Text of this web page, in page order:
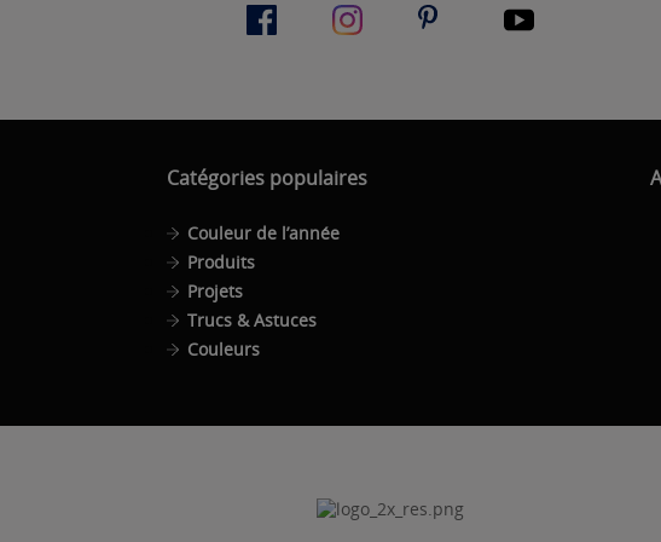
Catégories populaires
Couleur de l’année
Produits
Projets
Trucs & Astuces
Couleurs